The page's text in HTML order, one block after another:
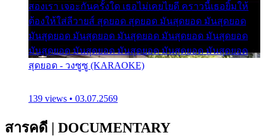
สองเรา เจอะกันครั้งใด เธอไม่เคยไยดี คราวนี้เธอยิ้มให้
ต้องให้ใส่ลีวายส์ สุดยอด สุดยอด มันสุดยอด มันสุดยอด
มันสุดยอด มันสุดยอด มันสุดยอด มันสุดยอด มันสุดยอด
มันสุดยอด มันสุดยอด มันสุดยอด มันสุดยอด มันสุดยอด
สุดยอด - วงซูซู (KARAOKE)
139 views • 03.07.2569
สารคดี | DOCUMENTARY